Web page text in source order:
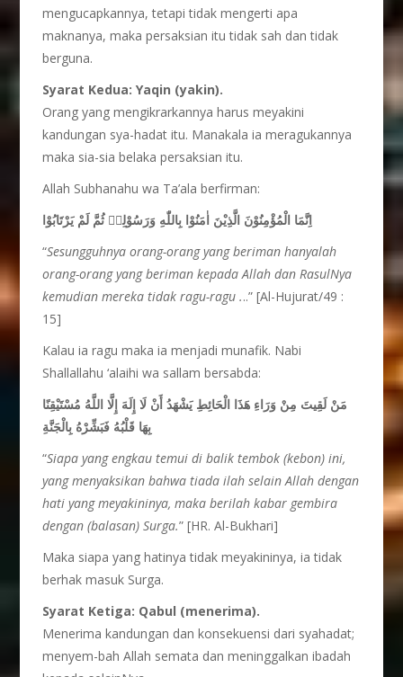
mengucapkannya, tetapi tidak mengerti apa
maknanya, maka persaksian itu tidak sah dan tidak
berguna.
Syarat Kedua: Yaqin (yakin).
Orang yang mengikrarkannya harus meyakini
kandungan sya-hadat itu. Manakala ia meragukannya
maka sia-sia belaka persaksian itu.
Allah Subhanahu wa Ta’ala berfirman:
اِنَّمَا الْمُؤْمِنُوْنَ الَّذِيْنَ اٰمَنُوْا بِاللّٰهِ وَرَسُوْلِهٖ ثُمَّ لَمْ يَرْتَابُوْا
“Sesungguhnya orang-orang yang beriman hanyalah
orang-orang yang beriman kepada Allah dan RasulNya
kemudian mereka tidak ragu-ragu ...” [Al-Hujurat/49 :
15]
Kalau ia ragu maka ia menjadi munafik. Nabi
Shallallahu ‘alaihi wa sallam bersabda:
مَنْ لَقِيتَ مِنْ وَرَاءِ هَذَا الْحَائِطِ يَشْهَدُ أَنْ لَا إِلَهَ إِلَّا اللَّهُ مُسْتَيْقِنًا
بِهَا قَلْبُهُ فَبَشِّرْهُ بِالْجَنَّةِ
“Siapa yang engkau temui di balik tembok (kebon) ini,
yang menyaksikan bahwa tiada ilah selain Allah dengan
hati yang meyakininya, maka berilah kabar gembira
dengan (balasan) Surga.” [HR. Al-Bukhari]
Maka siapa yang hatinya tidak meyakininya, ia tidak
berhak masuk Surga.
Syarat Ketiga: Qabul (menerima).
Menerima kandungan dan konsekuensi dari syahadat;
menyem-bah Allah semata dan meninggalkan ibadah